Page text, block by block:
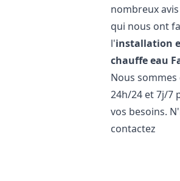
nombreux
qui nous ont
l'installation
chauffe eau
Nous
24h/24 et 7j/7
vos besoins.
contactez